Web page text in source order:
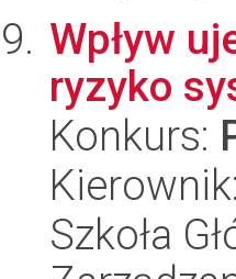
Wpływ
ryzyko
Konkurs:
Szkoła